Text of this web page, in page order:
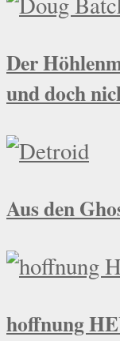
Der
und doch
Aus den
hoffnung